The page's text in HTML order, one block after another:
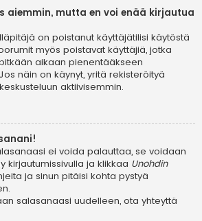
aiemmin, mutta en voi enää kirjautua
on poistanut käyttäjätilisi käytöstä
myös poistavat käyttäjiä, jotka
aikaan pienentääkseen
näin on käynyt, yritä rekisteröityä
aktiivisemmin.
ei voida palauttaa, se voidaan
kirjautumissivulla ja klikkaa Unohdin
ja sinun pitäisi kohta pystyä
salasanaasi uudelleen, ota yhteyttä